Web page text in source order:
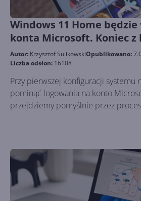
Windows 11 Home będzie
konta Microsoft. Koniec z
kontem użytkownika?
Autor: Krzysztof SulikowskiOpublikowano:
Liczba odsłon: 16108
Przy pierwszej konfiguracji systemu
pominąć logowania na konto
przejdziemy pomyślnie przez